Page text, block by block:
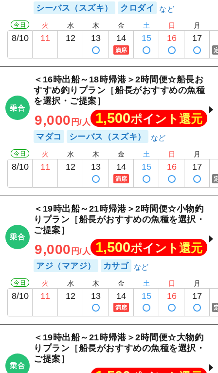
シーバス（スズキ） クロダイ
今日
8/10
火
11
水
12
木
13
金
14
満席
土
15
日
16
月
17
乗合
＜16時出船～18時帰港＞2時間便☆船長お
すすめ釣りプラン［船長がおすすめの魚種
を選択・ご提案］
9,000 円/人 1,500ポイント還元
マダコ シーバス（スズキ）
今日
8/10
火
11
水
12
木
13
金
14
満席
土
15
日
16
月
17
乗合
＜19時出船～21時帰港＞2時間便☆小物釣
りプラン［船長がおすすめの魚種を選択・
ご提案］
9,000 円/人 1,500ポイント還元
アジ（マアジ） カサゴ
今日
8/10
火
11
水
12
木
13
金
14
満席
土
15
日
16
月
17
乗合
＜19時出船～21時帰港＞2時間便☆大物釣
りプラン［船長がおすすめの魚種を選択・
ご提案］